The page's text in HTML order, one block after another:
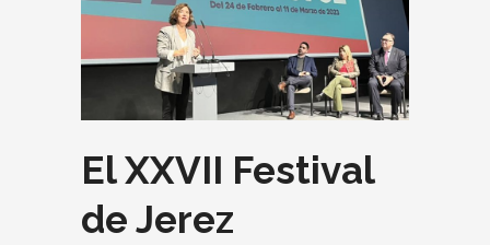
El XXVII Festival
de Jerez